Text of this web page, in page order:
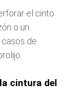
el cinto
o un
de
cintura del